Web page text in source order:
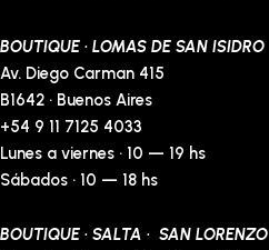
BOUTIQUE · LOMAS DE SAN ISIDRO
Av. Diego Carman 415
B1642 · Buenos Aires
+54 9 11 7125 4033
Lunes a viernes · 10 — 19 hs
Sábados · 10 — 18 hs
BOUTIQUE · SALTA · SAN LORENZO